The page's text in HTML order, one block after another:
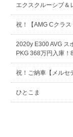
エクスクルーシブ＆
祝！【AMG Cクラス
2020y E300 AVG ス
PKG 368万円入庫！
祝！ご納車【メルセ
ひとこま